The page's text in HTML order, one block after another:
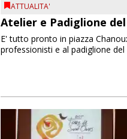
ATTUALITA'
Atelier e Padiglione
E' tutto pronto in piazza
professionisti e al padiglione